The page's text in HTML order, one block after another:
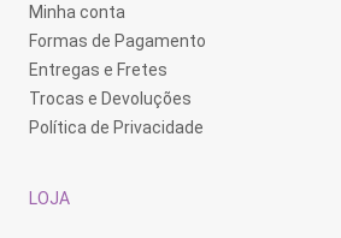
Minha conta
Formas de Pagamento
Entregas e Fretes
Trocas e Devoluções
Política de Privacidade
LOJA